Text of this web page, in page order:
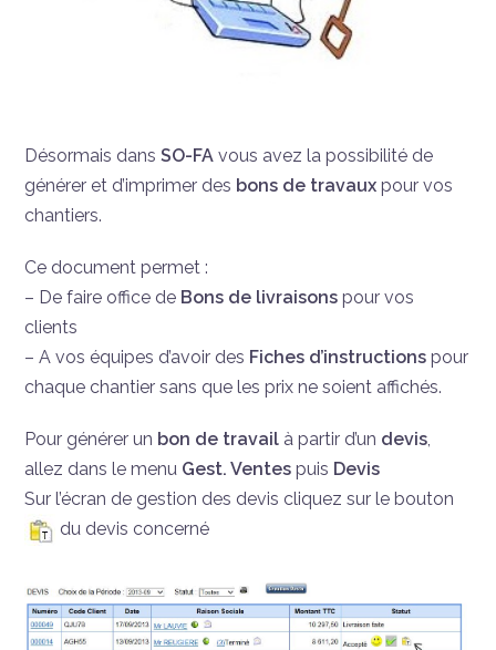
Désormais dansSO-FA vous avez la possibilité de
générer et d’imprimer des bons de travaux pour vos
chantiers.
Ce document permet :
– De faire office de Bons de livraisons pour vos
clients
– A vos équipes d’avoir des Fiches d’instructions pour
chaque chantier sans que les prix ne soient affichés.
Pour générer un bon de travail à partir d’un devis
allez dans le menu Gest. Ventes puis Devis
Sur l’écran de gestion des devis cliquez sur le bouton
du devis concerné